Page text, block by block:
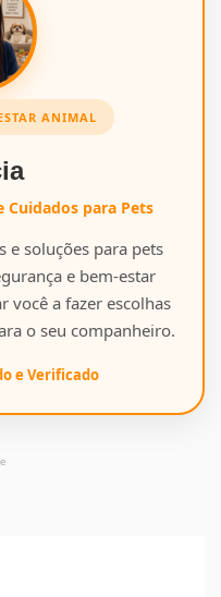
ANIMAL
Cuidados para Pets
e soluções para pets
e bem-estar
você a fazer escolhas
o seu companheiro.
e Verificado